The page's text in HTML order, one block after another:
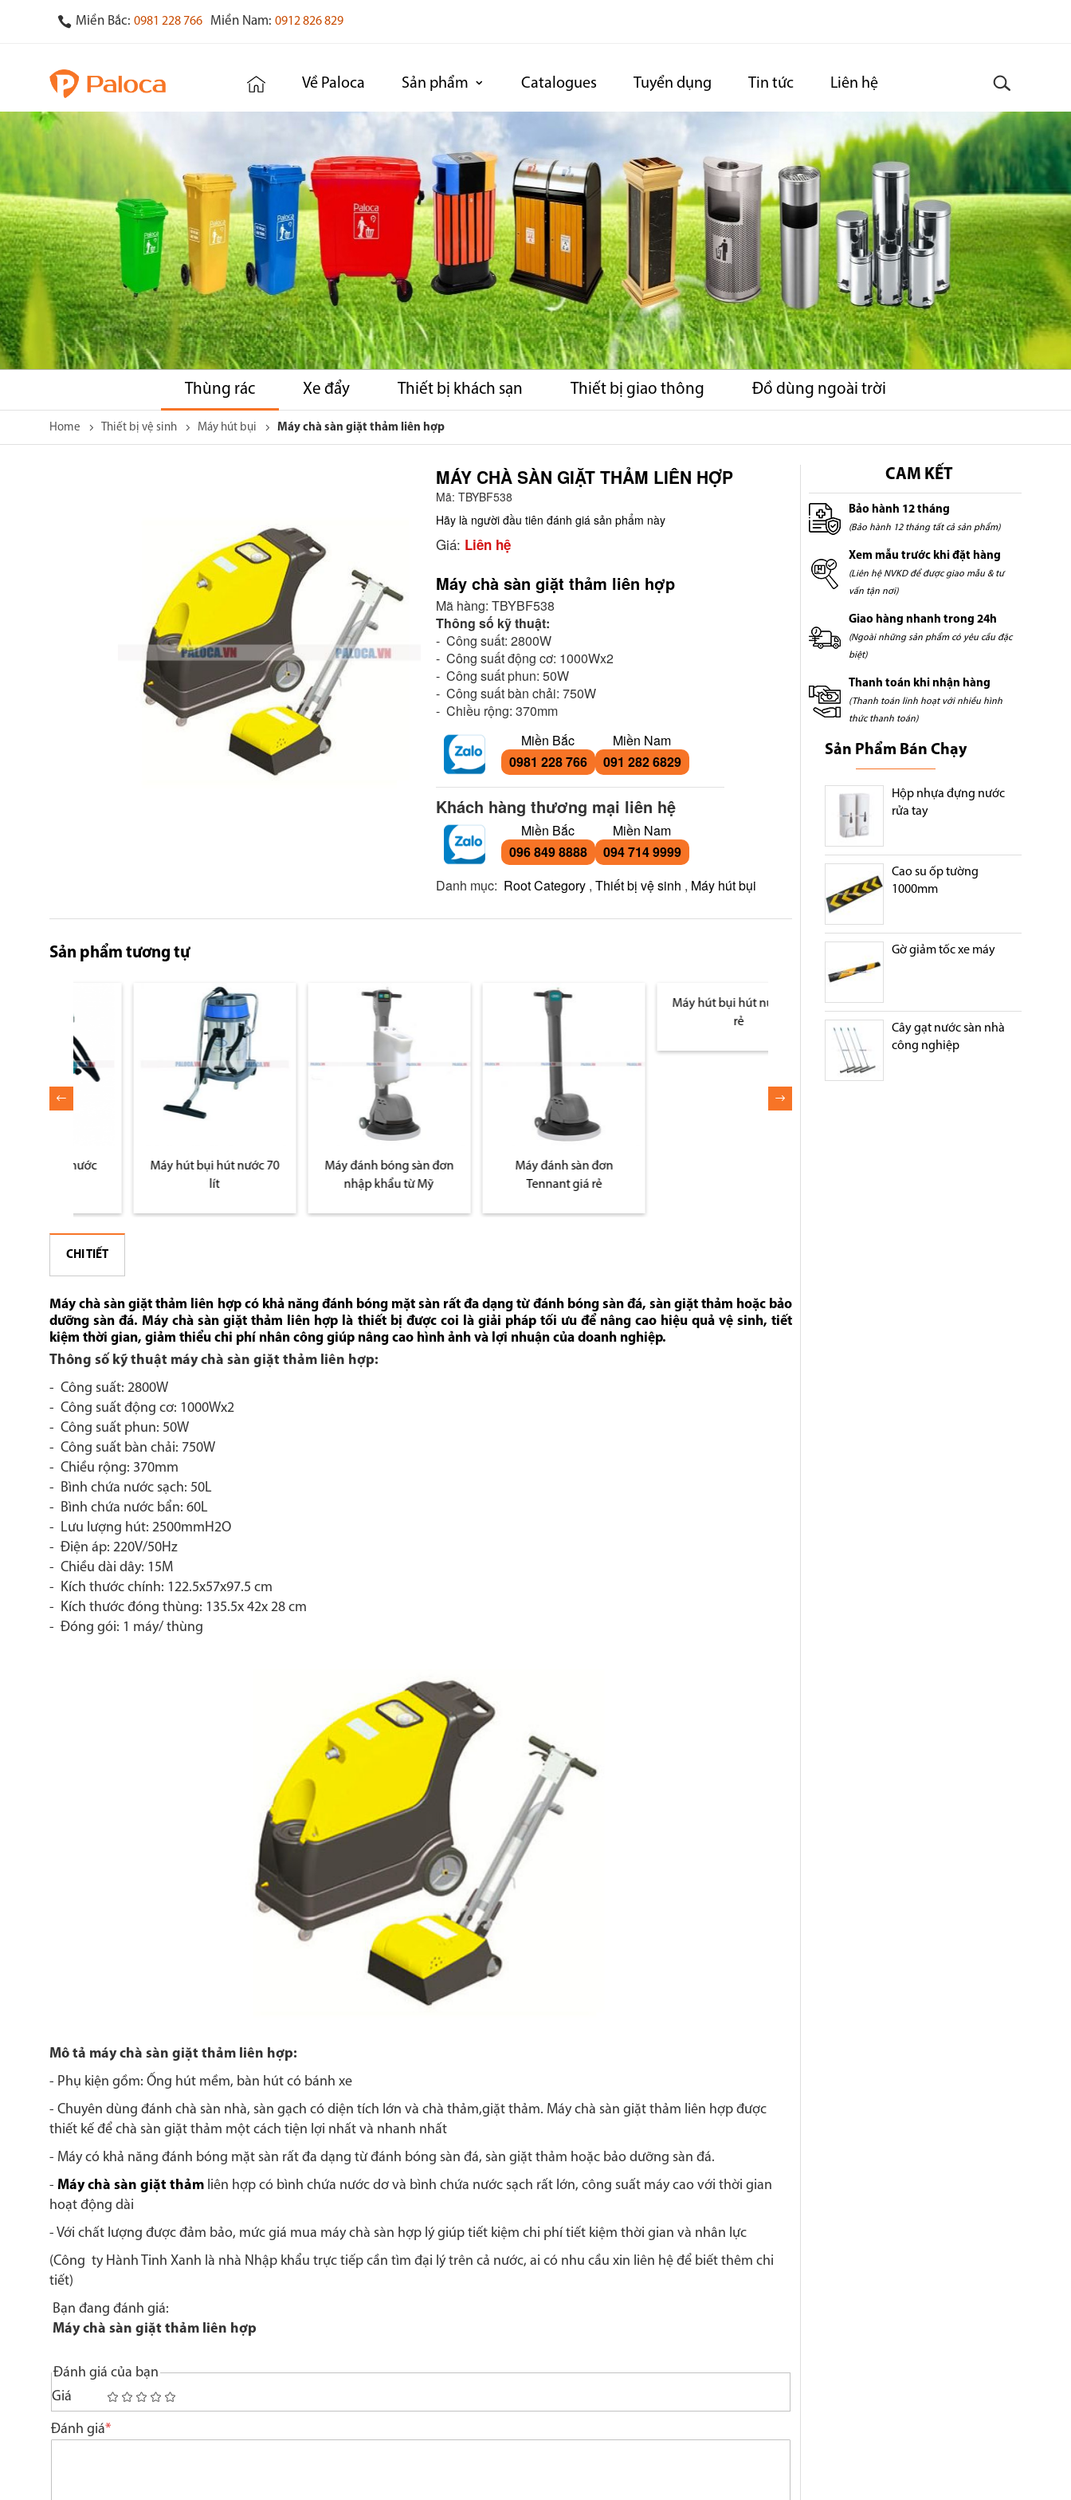
Miền Bắc: 0981 228 766 Miền Nam: 0912 826 829
Về Paloca Sản phẩm Catalogues Tuyển dụng Tin tức Liên hệ
Thùng rác Xe đẩy Thiết bị khách sạn Thiết bị giao thông Đồ dùng ngoài trời
Home Thiết bị vệ sinh Máy hút bụi Máy chà sàn giặt thảm liên hợp
of
images
MÁY CHÀ SÀN GIẶT THẢM LIÊN HỢP
Mã: TBYBF538
Hãy là người đầu tiên đánh giá sản phẩm này
Giá: Liên hệ
Máy chà sàn giặt thảm liên hợp
Mã hàng: TBYBF538
Thông số kỹ thuật:
- Công suất: 2800W
- Công suất động cơ: 1000Wx2
- Công suất phun: 50W
- Công suất bàn chải: 750W
- Chiều rộng: 370mm
Miền Bắc
0981 228 766
Miền Nam
091 282 6829
Khách hàng thương mại liên hệ
Miền Bắc
096 849 8888
Miền Nam
094 714 9999
Danh mục: Root Category , Thiết bị vệ sinh , Máy hút bụi
Sản phẩm tương tự
Máy hút bụi hút nước 70
Máy đánh bóng sàn đơn
nhập khẩu từ Mỹ
Máy đánh sàn đơn
Tennant giá rẻ
Máy hút bụi hút nước giá
Máy hút bụi lau nhà
CHI TIẾT
Máy chà sàn giặt thảm liên hợp có khả năng đánh bóng mặt sàn rất đa dạng từ đánh bóng sàn đá, sàn giặt thảm hoặc bảo
dưỡng sàn đá. Máy chà sàn giặt thảm liên hợp là thiết bị được coi là giải pháp tối ưu để nâng cao hiệu quả vệ sinh, tiết
kiệm thời gian, giảm thiểu chi phí nhân công giúp nâng cao hình ảnh và lợi nhuận của doanh nghiệp.
Thông số kỹ thuật máy chà sàn giặt thảm liên hợp:
- Công suất: 2800W
- Công suất động cơ: 1000Wx2
- Công suất phun: 50W
- Công suất bàn chải: 750W
- Chiều rộng: 370mm
- Bình chứa nước sạch: 50L
- Bình chứa nước bẩn: 60L
- Lưu lượng hút: 2500mmH2O
- Điện áp: 220V/50Hz
- Chiều dài dây: 15M
- Kích thước chính: 122.5x57x97.5 cm
- Kích thước đóng thùng: 135.5x 42x 28 cm
- Đóng gói: 1 máy/ thùng
Mô tả máy chà sàn giặt thảm liên hợp:
- Phụ kiện gồm: Ống hút mềm, bàn hút có bánh xe
- Chuyên dùng đánh chà sàn nhà, sàn gạch có diện tích lớn và chà thảm,giặt thảm. Máy chà sàn giặt thảm liên hợp được
thiết kế để chà sàn giặt thảm một cách tiện lợi nhất và nhanh nhất
- Máy có khả năng đánh bóng mặt sàn rất đa dạng từ đánh bóng sàn đá, sàn giặt thảm hoặc bảo dưỡng sàn đá.
- Máy chà sàn giặt thảm liên hợp có bình chứa nước dơ và bình chứa nước sạch rất lớn, công suất máy cao với thời gian
hoạt động dài
- Với chất lượng được đảm bảo, mức giá mua máy chà sàn hợp lý giúp tiết kiệm chi phí tiết kiệm thời gian và nhân lực
(Công ty Hành Tinh Xanh là nhà Nhập khẩu trực tiếp cần tìm đại lý trên cả nước, ai có nhu cầu xin liên hệ để biết thêm chi
tiết)
Bạn đang đánh giá:
Máy chà sàn giặt thảm liên hợp
Đánh giá của bạn
Giá
1
star
2
stars
3
stars
4
stars
5
stars
Đánh giá
CAM KẾT
Bảo hành 12 tháng
(Bảo hành 12 tháng tất cả sản phẩm)
Xem mẫu trước khi đặt hàng
(Liên hệ NVKD để được giao mẫu & tư
vấn tận nơi)
Giao hàng nhanh trong 24h
(Ngoài những sản phẩm có yêu cầu đặc
biệt)
Thanh toán khi nhận hàng
(Thanh toán linh hoạt với nhiều hình
thức thanh toán)
Sản Phẩm Bán Chạy
Hộp nhựa đựng nước
rửa tay
Cao su ốp tường
1000mm
Gờ giảm tốc xe máy
Cây gạt nước sàn nhà
công nghiệp